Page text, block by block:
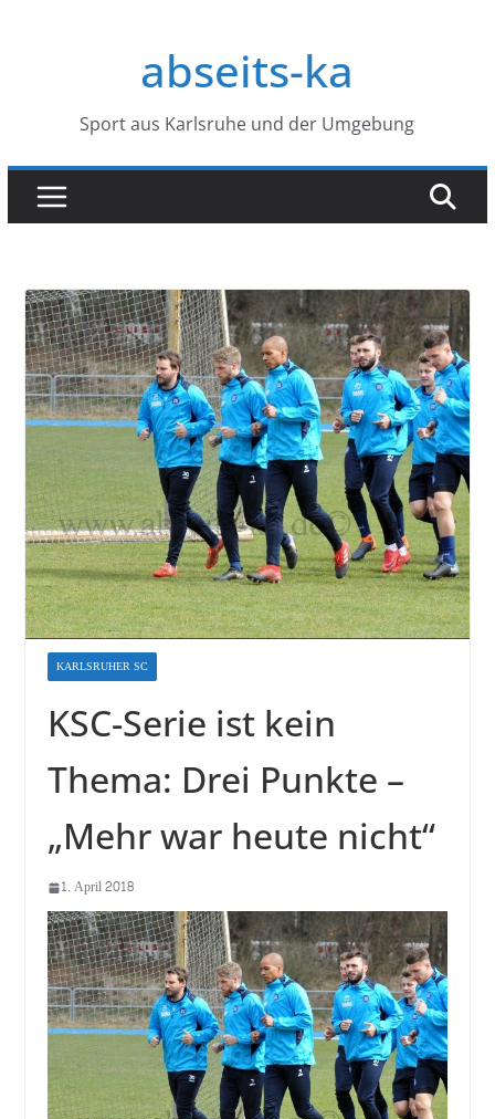
abseits-ka
Sport aus Karlsruhe und der Umgebung
KARLSRUHER SC
KSC-Serie ist kein
Thema: Drei Punkte –
„Mehr war heute nicht“
1. April 2018